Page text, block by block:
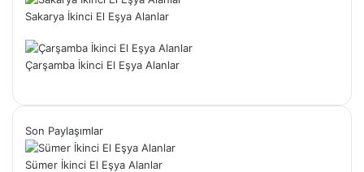
Sakarya İkinci El Eşya Alanlar
Çarşamba İkinci El Eşya Alanlar
Son Paylaşımlar
Sümer İkinci El Eşya Alanlar